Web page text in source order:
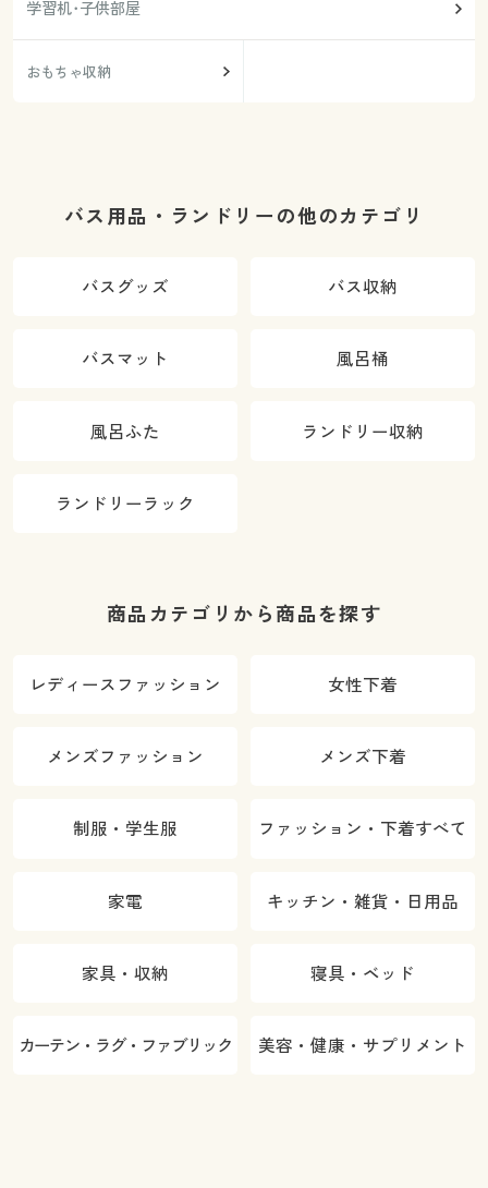
学習机･子供部屋
おもちゃ収納
バス用品・ランドリーの他のカテゴリ
バスグッズ バス収納
バスマット 風呂桶
風呂ふた ランドリー収納
ランドリーラック
商品カテゴリから商品を探す
レディースファッション 女性下着
メンズファッション メンズ下着
制服・学生服 ファッション・下着すべて
家電 キッチン・雑貨・日用品
家具・収納 寝具・ベッド
カーテン・ラグ・ファブリック 美容・健康・サプリメント